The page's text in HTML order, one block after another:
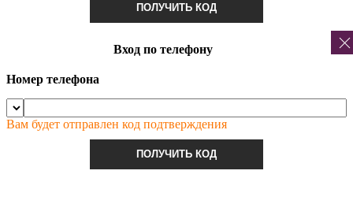
ПОЛУЧИТЬ КОД
Вход по телефону
Номер телефона
Вам будет отправлен код подтверждения
ПОЛУЧИТЬ КОД